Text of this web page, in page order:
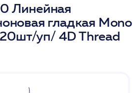
Линейная
гладкая Mono
20шт/уп/ 4D Thread